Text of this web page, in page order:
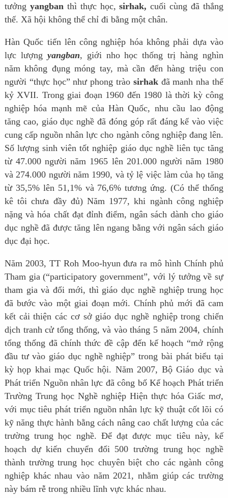
tưởng yangban thì thực học,sirhak, cuối cùng đã thắng
thế. Xã hội không thể chỉ đi bằng một chân.
Hàn Quốc tiến lên công nghiệp hóa không phải dựa vào
lực lượng yangban, giới nho học thống trị hàng nghìn
năm không đụng móng tay, mà cần đến hàng triệu con
người “thực học” như phong trào sirhak đã manh nha thế
kỷ XVII. Trong giai đoạn 1960 đến 1980 là thời kỳ công
nghiệp hóa mạnh mẽ của Hàn Quốc, nhu cầu lao động
tăng cao, giáo dục nghề đã đóng góp rất đáng kể vào việc
cung cấp nguồn nhân lực cho ngành công nghiệp đang lên.
Số lượng sinh viên tốt nghiệp giáo dục nghề liên tục tăng
từ 47.000 người năm 1965 lên 201.000 người năm 1980
và 274.000 người năm 1990, và tỷ lệ việc làm của họ tăng
từ 35,5% lên 51,1% và 76,6% tương ứng. (Có thể thống
kê tôi chưa đầy đủ) Năm 1977, khi ngành công nghiệp
nặng và hóa chất đạt đỉnh điểm, ngân sách dành cho giáo
dục nghề đã được tăng lên ngang bằng với ngân sách giáo
dục đại học.
Năm 2003, TT Roh Moo-hyun đưa ra mô hình Chính phủ
Tham gia (“participatory government”, với lý tưởng về sự
tham gia và đổi mới, thì giáo dục nghề nghiệp trung học
đã bước vào một giai đoạn mới. Chính phủ mới đã cam
kết cải thiện các cơ sở giáo dục nghề nghiệp trong chiến
dịch tranh cử tổng thống, và vào tháng 5 năm 2004, chính
tổng thống đã chính thức đề cập đến kế hoạch “mở rộng
đầu tư vào giáo dục nghề nghiệp” trong bài phát biểu tại
kỳ họp khai mạc Quốc hội. Năm 2007, Bộ Giáo dục và
Phát triển Nguồn nhân lực đã công bố Kế hoạch Phát triển
Trường Trung học Nghề nghiệp Hiện thực hóa Giấc mơ,
với mục tiêu phát triển nguồn nhân lực kỹ thuật cốt lõi có
kỹ năng thực hành bằng cách nâng cao chất lượng của các
trường trung học nghề. Để đạt được mục tiêu này, kế
hoạch dự kiến chuyển đổi 500 trường trung học nghề
thành trường trung học chuyên biệt cho các ngành công
nghiệp khác nhau vào năm 2021, nhằm giúp các trường
này bám rễ trong nhiều lĩnh vực khác nhau.